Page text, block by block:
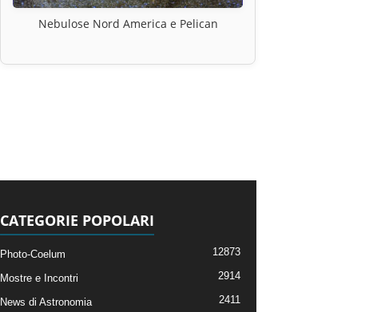
Nebulose Nord America e Pelican
CATEGORIE POPOLARI
Photo-Coelum 12873
Mostre e Incontri 2914
News di Astronomia 2411